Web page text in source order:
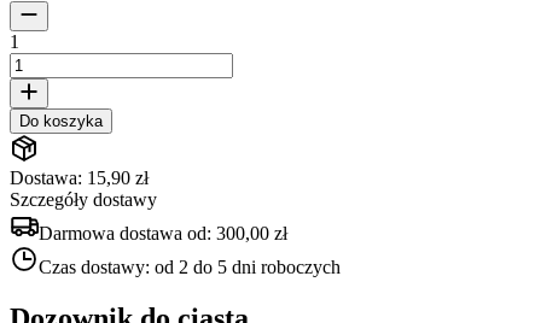
1
Do koszyka
Dostawa: 15,90 zł
Szczegóły dostawy
Darmowa dostawa od: 300,00 zł
Czas dostawy: od 2 do 5 dni roboczych